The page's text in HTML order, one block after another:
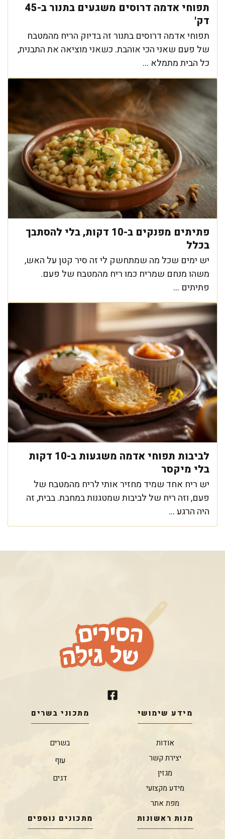
תפוחי אדמה דרוסים משגעים בתנור ב-45
דק'
תפוחי אדמה דרוסים בתנור זה בדיוק הריח מהמטבח
של פעם שאני הכי אוהבת. כשאני מוציאה את התבנית,
כל הבית מתמלא ...
פתיתים מפנקים ב-10 דקות, בלי להסתבך
בכלל
יש ימים שכל מה שמתחשק לי זה סיר קטן על האש,
משהו מנחם שמריח כמו ריח מהמטבח של פעם.
פתיתים ...
לביבות תפוחי אדמה משגעות ב-10 דקות
בלי מיקסר
יש ריח אחד שמיד מחזיר אותי לריח מהמטבח של
פעם, וזה ריח של לביבות שמטגנות במחבת. בבית, זה
היה הרגע ...
מידע שימושי
אודות
יצירת קשר
מגזין
מידע מקצועי
מפת אתר
מתכוני בשרים
בשרים
עוף
דגים
מנות ראשונות מתכונים נוספים